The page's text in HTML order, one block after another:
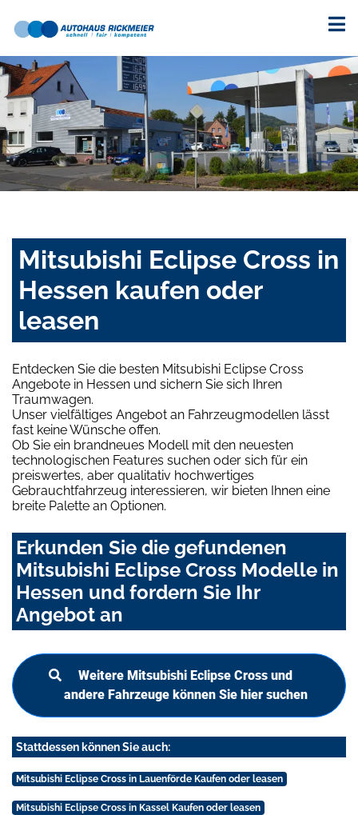
Mitsubishi Eclipse Cross in
Hessen kaufen oder
leasen
Entdecken Sie die besten Mitsubishi Eclipse Cross
Angebote in Hessen und sichern Sie sich Ihren
Traumwagen.
Unser vielfältiges Angebot an Fahrzeugmodellen lässt
fast keine Wünsche offen.
Ob Sie ein brandneues Modell mit den neuesten
technologischen Features suchen oder sich für ein
preiswertes, aber qualitativ hochwertiges
Gebrauchtfahrzeug interessieren, wir bieten Ihnen eine
breite Palette an Optionen.
Erkunden Sie die gefundenen
Mitsubishi Eclipse Cross Modelle in
Hessen und fordern Sie Ihr
Angebot an
Weitere Mitsubishi Eclipse Cross und
andere Fahrzeuge können Sie hier suchen
Stattdessen können Sie auch:
Mitsubishi Eclipse Cross in Lauenförde Kaufen oder leasen
Mitsubishi Eclipse Cross in Kassel Kaufen oder leasen